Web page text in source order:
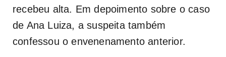
recebeu alta. Em depoimento sobre o caso
de Ana Luiza, a suspeita também
confessou o envenenamento anterior.